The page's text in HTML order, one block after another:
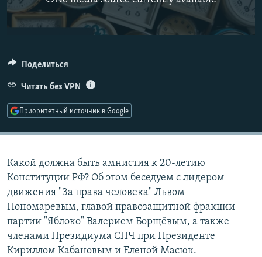
РАСПИСАНИЕ ВЕЩАНИЯ
ПОДПИШИТЕСЬ НА РАССЫЛКУ
СОЦИАЛЬНЫЕ СЕТИ
Поделиться
Читать без VPN
Приоритетный источник в Google
Какой должна быть амнистия к 20-летию
Конституции РФ? Об этом беседуем с лидером
движения "За права человека" Львом
Пономаревым, главой правозащитной фракции
партии "Яблоко" Валерием Борщёвым, а также
членами Президиума СПЧ при Президенте
Кириллом Кабановым и Еленой Масюк.